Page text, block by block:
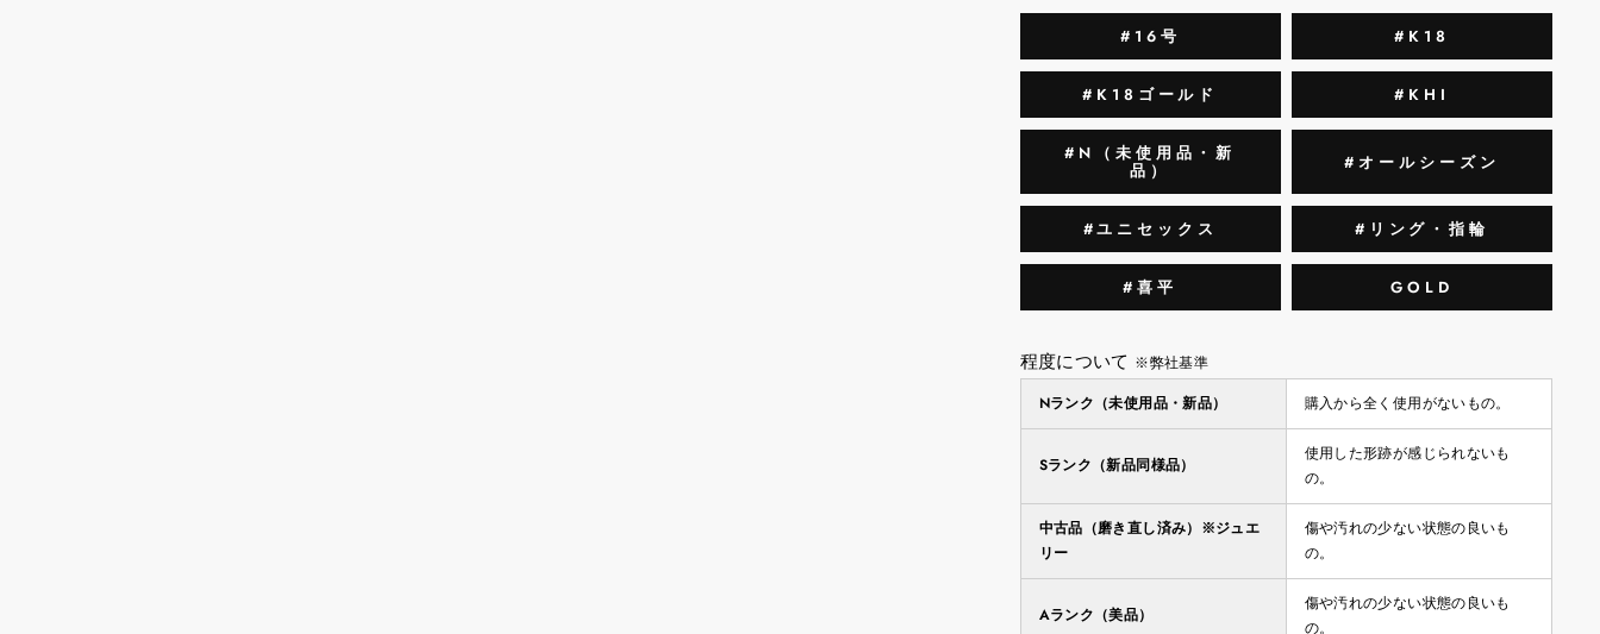
#16号 #K18
#K18ゴールド #KHI
#N（未使用品・新
品） #オールシーズン
#ユニセックス #リング・指輪
#喜平 GOLD
程度について ※弊社基準
Nランク（未使用品・新品）
購入から全く使用がないもの。
Sランク（新品同様品）
使用した形跡が感じられないも
の。
中古品（磨き直し済み）※ジュエ
リー
傷や汚れの少ない状態の良いも
の。
Aランク（美品）
傷や汚れの少ない状態の良いも
の。